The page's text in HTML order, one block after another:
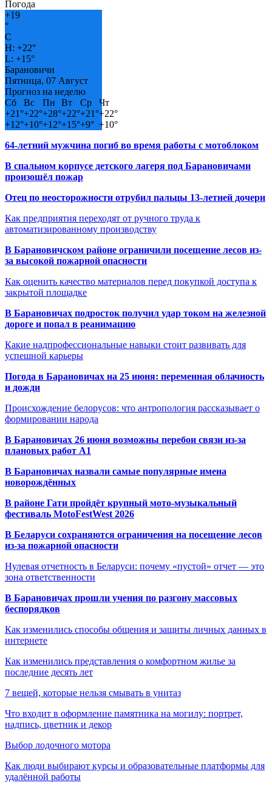
Погода
+19
°
C
H: +22°
L: +15°
Барановичи
Пятница, 07 Август
Прогноз на неделю
Сб
Вс Пн Вт Ср
Чт
+21°+22°+28°+22°+21°+22°
+12°+10°+12°+15°+9° +10°
64-летний мужчина погиб во время работы с мотоблоком
В спальном корпусе детского лагеря под Барановичами
произошёл пожар
Отец по неосторожности отрубил пальцы 13-летней дочери
Как предприятия переходят от ручного труда к
автоматизированному производству
В Барановичском районе ограничили посещение лесов из-
за высокой пожарной опасности
Как оценить качество материалов перед покупкой доступа к
закрытой площадке
В Барановичах подросток получил удар током на железной
дороге и попал в реанимацию
Какие надпрофессиональные навыки стоит развивать для
успешной карьеры
Погода в Барановичах на 25 июня: переменная облачность
и дожди
Происхождение белорусов: что антропология рассказывает о
формировании народа
В Барановичах 26 июня возможны перебои связи из-за
плановых работ A1
В Барановичах назвали самые популярные имена
новорождённых
В районе Гати пройдёт крупный мото-музыкальный
фестиваль MotoFestWest 2026
В Беларуси сохраняются ограничения на посещение лесов
из-за пожарной опасности
Нулевая отчетность в Беларуси: почему «пустой» отчет — это
зона ответственности
В Барановичах прошли учения по разгону массовых
беспорядков
Как изменились способы общения и защиты личных данных в
интернете
Как изменились представления о комфортном жилье за
последние десять лет
7 вещей, которые нельзя смывать в унитаз
Что входит в оформление памятника на могилу: портрет,
надпись, цветник и декор
Выбор лодочного мотора
Как люди выбирают курсы и образовательные платформы для
удалённой работы